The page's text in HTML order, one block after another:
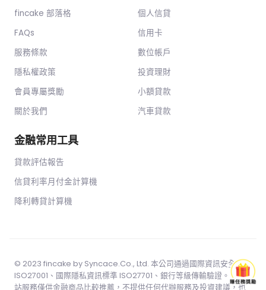
fincake 部落格
FAQs
服務條款
隱私權政策
會員專屬獎勵
關於我們
個人信貸
信用卡
數位帳戶
投資理財
小額貸款
汽車貸款
金融常用工具
貸款評估報告
信貸利率月付金計算機
降利轉貸計算機
© 2023 fincake by Syncace.Co., Ltd. 本公司通過國際資訊安全標準
ISO27001、國際隱私資訊標準 ISO27701、銀行等級傳輸驗證。 本網
站服務僅供金融商品比較推薦，不提供任何代辦服務及投資建議，也